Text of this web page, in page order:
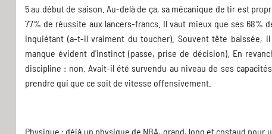
5 au début de saison. Au-delà de ça, sa mécanique de tir est
77% de réussite aux lancers-francs. Il vaut mieux que ses
inquiétant (a-t-il vraiment du toucher). Souvent tête baissée,
manque évident d'instinct (passe, prise de décision). En
discipline : non. Avait-il été survendu au niveau de ses
prendre qui que ce soit de vitesse offensivement.
Physique : déjà un physique de NBA, grand, long et costaud